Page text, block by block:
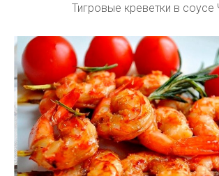
Тигровые креветки в соусе